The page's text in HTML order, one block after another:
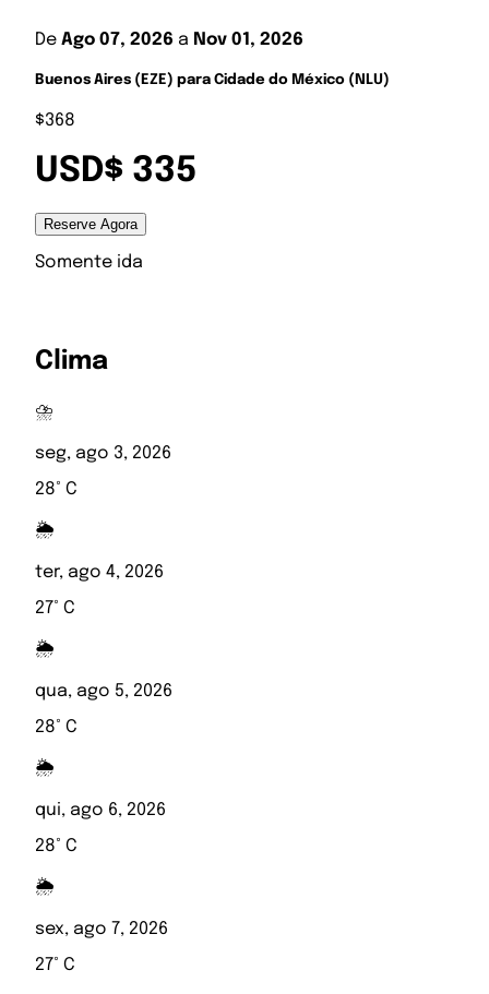
De Ago 07, 2026 a Nov 01, 2026
Buenos Aires (EZE) para Cidade do México (NLU)
$368
USD$ 335
Reserve Agora
Somente ida
Clima
⛈️
seg, ago 3, 2026
28° C
🌦️
ter, ago 4, 2026
27° C
🌦️
qua, ago 5, 2026
28° C
🌦️
qui, ago 6, 2026
28° C
🌦️
sex, ago 7, 2026
27° C